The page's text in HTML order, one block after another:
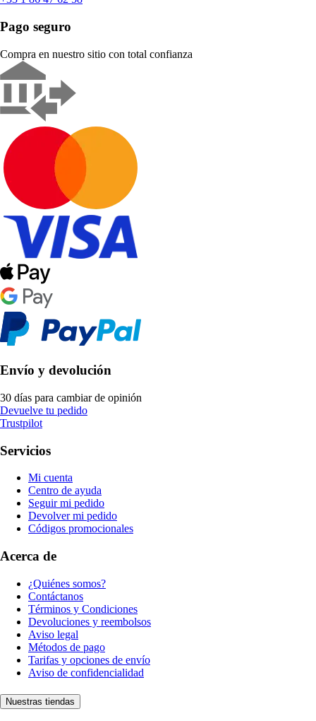
Pago seguro
Compra en nuestro sitio con total confianza
Envío y devolución
30 días para cambiar de opinión
Devuelve tu pedido
Trustpilot
Servicios
Mi cuenta
Centro de ayuda
Seguir mi pedido
Devolver mi pedido
Códigos promocionales
Acerca de
¿Quiénes somos?
Contáctanos
Términos y Condiciones
Devoluciones y reembolsos
Aviso legal
Métodos de pago
Tarifas y opciones de envío
Aviso de confidencialidad
Nuestras tiendas